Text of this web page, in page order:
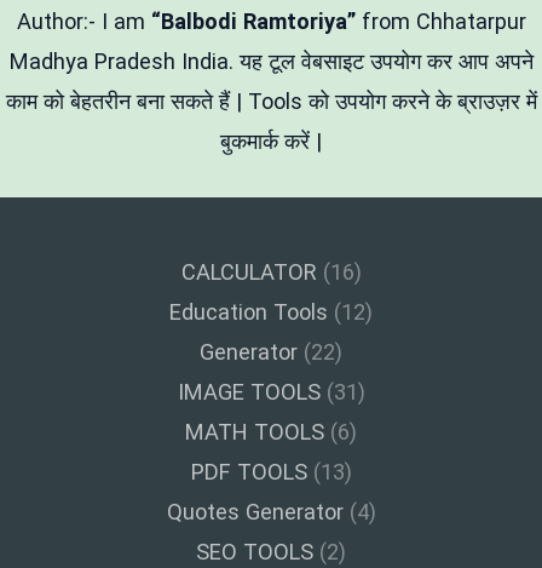
बनाने
का
आसान
Author:- I am “Balbodi Ramtoriya” from Chhatarpur
Madhya Pradesh India. यह टूल वेबसाइट उपयोग कर आप अपने
काम को बेहतरीन बना सकते हैं | Tools को उपयोग करने के ब्राउज़र में
बुकमार्क करें |
CALCULATOR (16)
Education Tools (12)
Generator (22)
IMAGE TOOLS(31)
MATH TOOLS (6)
PDF TOOLS(13)
Quotes Generator(4)
SEO TOOLS (2)